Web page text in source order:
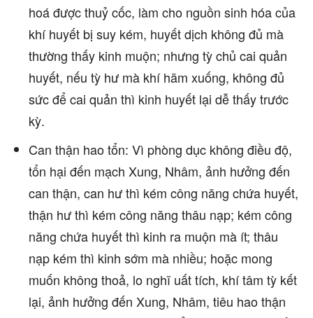
hoá được thuỷ cốc, làm cho nguồn sinh hóa của
khí huyết bị suy kém, huyết dịch không đủ mà
thường thấy kinh muộn; nhưng tỳ chủ cai quản
huyết, nếu tỳ hư mà khí hãm xuống, không đủ
sức để cai quản thì kinh huyết lại dễ thấy trước
kỳ.
Can thận hao tổn: Vì phòng dục không điều độ,
tổn hại đến mạch Xung, Nhâm, ảnh hưởng đến
can thận, can hư thì kém công năng chứa huyết,
thận hư thì kém công năng thâu nạp; kém công
năng chứa huyết thì kinh ra muộn mà ít; thâu
nạp kém thì kinh sớm mà nhiều; hoặc mong
muốn không thoả, lo nghĩ uất tích, khí tâm tỳ kết
lại, ảnh hưởng đến Xung, Nhâm, tiêu hao thận